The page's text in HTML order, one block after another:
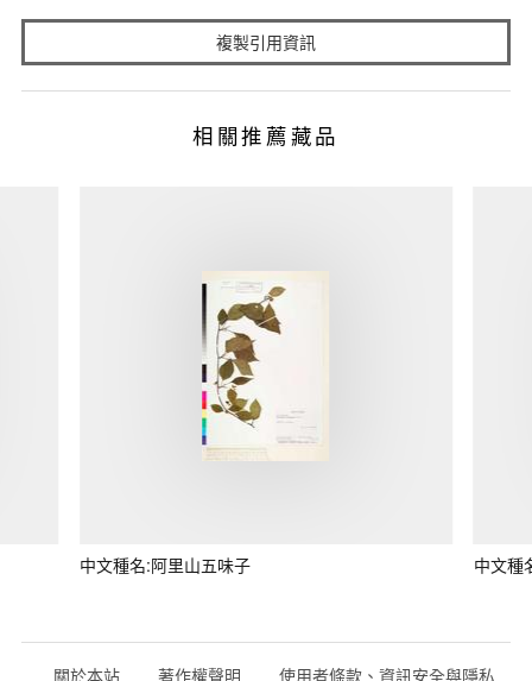
複製引用資訊
相關推薦藏品
中文種名:阿里山五味子 中文種
關於本站 著作權聲明 使用者條款、資訊安全與隱私